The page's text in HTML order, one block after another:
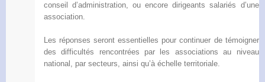
conseil d’administration, ou encore dirigeants salariés d’une
association.
Les réponses seront essentielles pour continuer de témoigner
des difficultés rencontrées par les associations au niveau
national, par secteurs, ainsi qu’à échelle territoriale.